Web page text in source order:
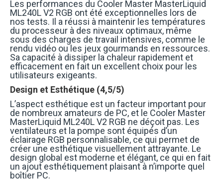
Les performances du Cooler Master MasterLiquid
ML240L V2 RGB ont été exceptionnelles lors de
nos tests. Il a réussi à maintenir les températures
du processeur à des niveaux optimaux, même
sous des charges de travail intensives, comme le
rendu vidéo ou les jeux gourmands en ressources.
Sa capacité à dissiper la chaleur rapidement et
efficacement en fait un excellent choix pour les
utilisateurs exigeants.
Design et Esthétique (4,5/5)
L’aspect esthétique est un facteur important pour
de nombreux amateurs de PC, et le Cooler Master
MasterLiquid ML240L V2 RGB ne déçoit pas. Les
ventilateurs et la pompe sont équipés d’un
éclairage RGB personnalisable, ce qui permet de
créer une esthétique visuellement attrayante. Le
design global est moderne et élégant, ce qui en fait
un ajout esthétiquement plaisant à n’importe quel
boîtier PC.